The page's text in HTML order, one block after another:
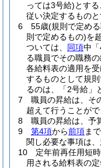
っては3号給)とす
従い決定するものと
6
55歳(規則で定め
則で定めるもの)を
ついては、 同項中
る職員でその職務
各給料表の適用を
するものとして規
るのは、「2号給」
7
職員の昇給は、そ
超えて行うことがで
8
職員の昇給は、予
9
第4項から前項ま
関し必要な事項は、
10
定年前再任用短
用される給料表の